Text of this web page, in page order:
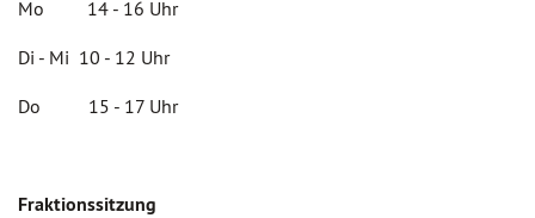
Mo 14 - 16 Uhr
Di - Mi 10 - 12 Uhr
Do 15 - 17 Uhr
Fraktionssitzung